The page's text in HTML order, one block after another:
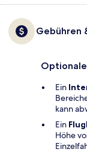
Gebühren
Ein
kann
Ein
Höhe